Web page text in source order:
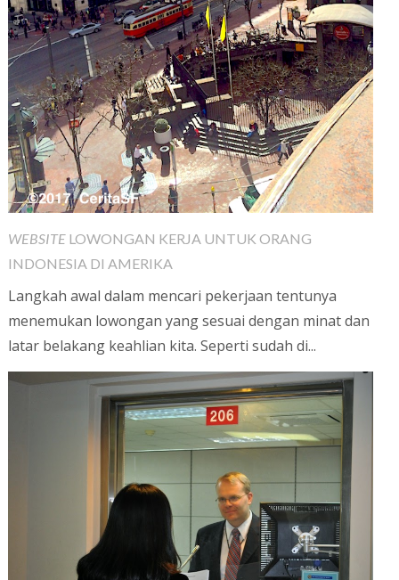
WEBSITELOWONGAN KERJA UNTUK ORANG
INDONESIA DI AMERIKA
Langkah awal dalam mencari pekerjaan tentunya
menemukan lowongan yang sesuai dengan minat dan
latar belakang keahlian kita. Seperti sudah di...